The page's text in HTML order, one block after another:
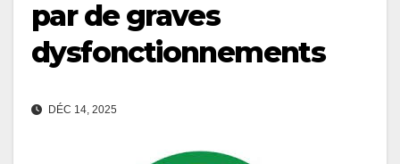
par de graves
dysfonctionnements
DÉC 14, 2025